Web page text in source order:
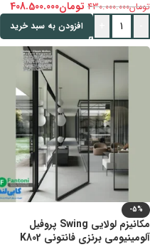
تومان430.000.000 تومان408.500.000
افزودن به سبد خرید
-5%
مکانیزم لولایی Swing پروفیل
آلومینیومی برنزی فانتونی K802